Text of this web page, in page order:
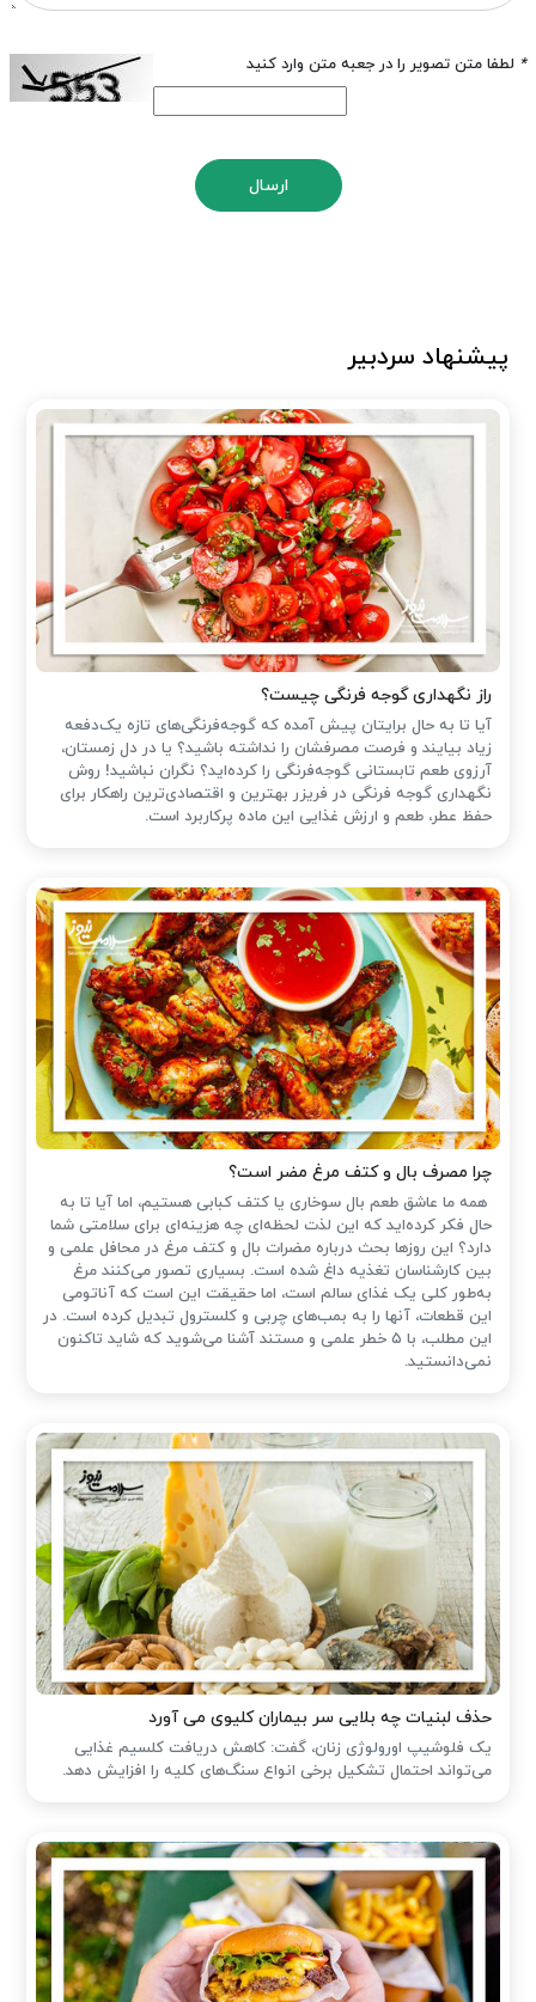
* لطفا متن تصویر را در جعبه متن وارد کنید
ارسال
پیشنهاد سردبیر
راز نگهداری گوجه فرنگی چیست؟
آیا تا به حال برایتان پیش آمده که گوجه‌فرنگی‌های تازه یک‌دفعه
زیاد بیایند و فرصت مصرفشان را نداشته باشید؟ یا در دل زمستان،
آرزوی طعم تابستانی گوجه‌فرنگی را کرده‌اید؟ نگران نباشید! روش
نگهداری گوجه فرنگی در فریزر بهترین و اقتصادی‌ترین راهکار برای
حفظ عطر، طعم و ارزش غذایی این ماده پرکاربرد است.
چرا مصرف بال و کتف مرغ مضر است؟
همه ما عاشق طعم بال سوخاری یا کتف کبابی هستیم، اما آیا تا به
حال فکر کرده‌اید که این لذت لحظه‌ای چه هزینه‌ای برای سلامتی شما
دارد؟ این روزها بحث درباره مضرات بال و کتف مرغ در محافل علمی و
بین کارشناسان تغذیه داغ شده است. بسیاری تصور می‌کنند مرغ
به‌طور کلی یک غذای سالم است، اما حقیقت این است که آناتومی
این قطعات، آنها را به بمب‌های چربی و کلسترول تبدیل کرده است. در
این مطلب، با ۵ خطر علمی و مستند آشنا می‌شوید که شاید تاکنون
نمی‌دانستید.
حذف لبنیات چه بلایی سر بیماران کلیوی می آورد
یک فلوشیپ اورولوژی زنان، گفت: کاهش دریافت کلسیم غذایی
می‌تواند احتمال تشکیل برخی انواع سنگ‌های کلیه را افزایش دهد.